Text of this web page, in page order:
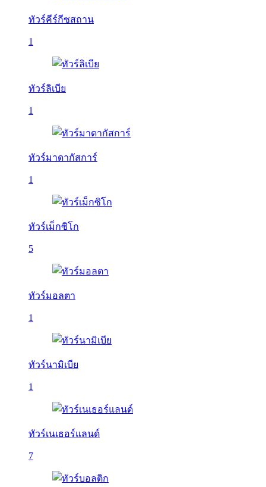
ทัวร์คีร์กีซสถาน
1
ทัวร์ลิเบีย
1
ทัวร์มาดากัสการ์
1
ทัวร์เม็กซิโก
5
ทัวร์มอลตา
1
ทัวร์นามิเบีย
1
ทัวร์เนเธอร์แลนด์
7